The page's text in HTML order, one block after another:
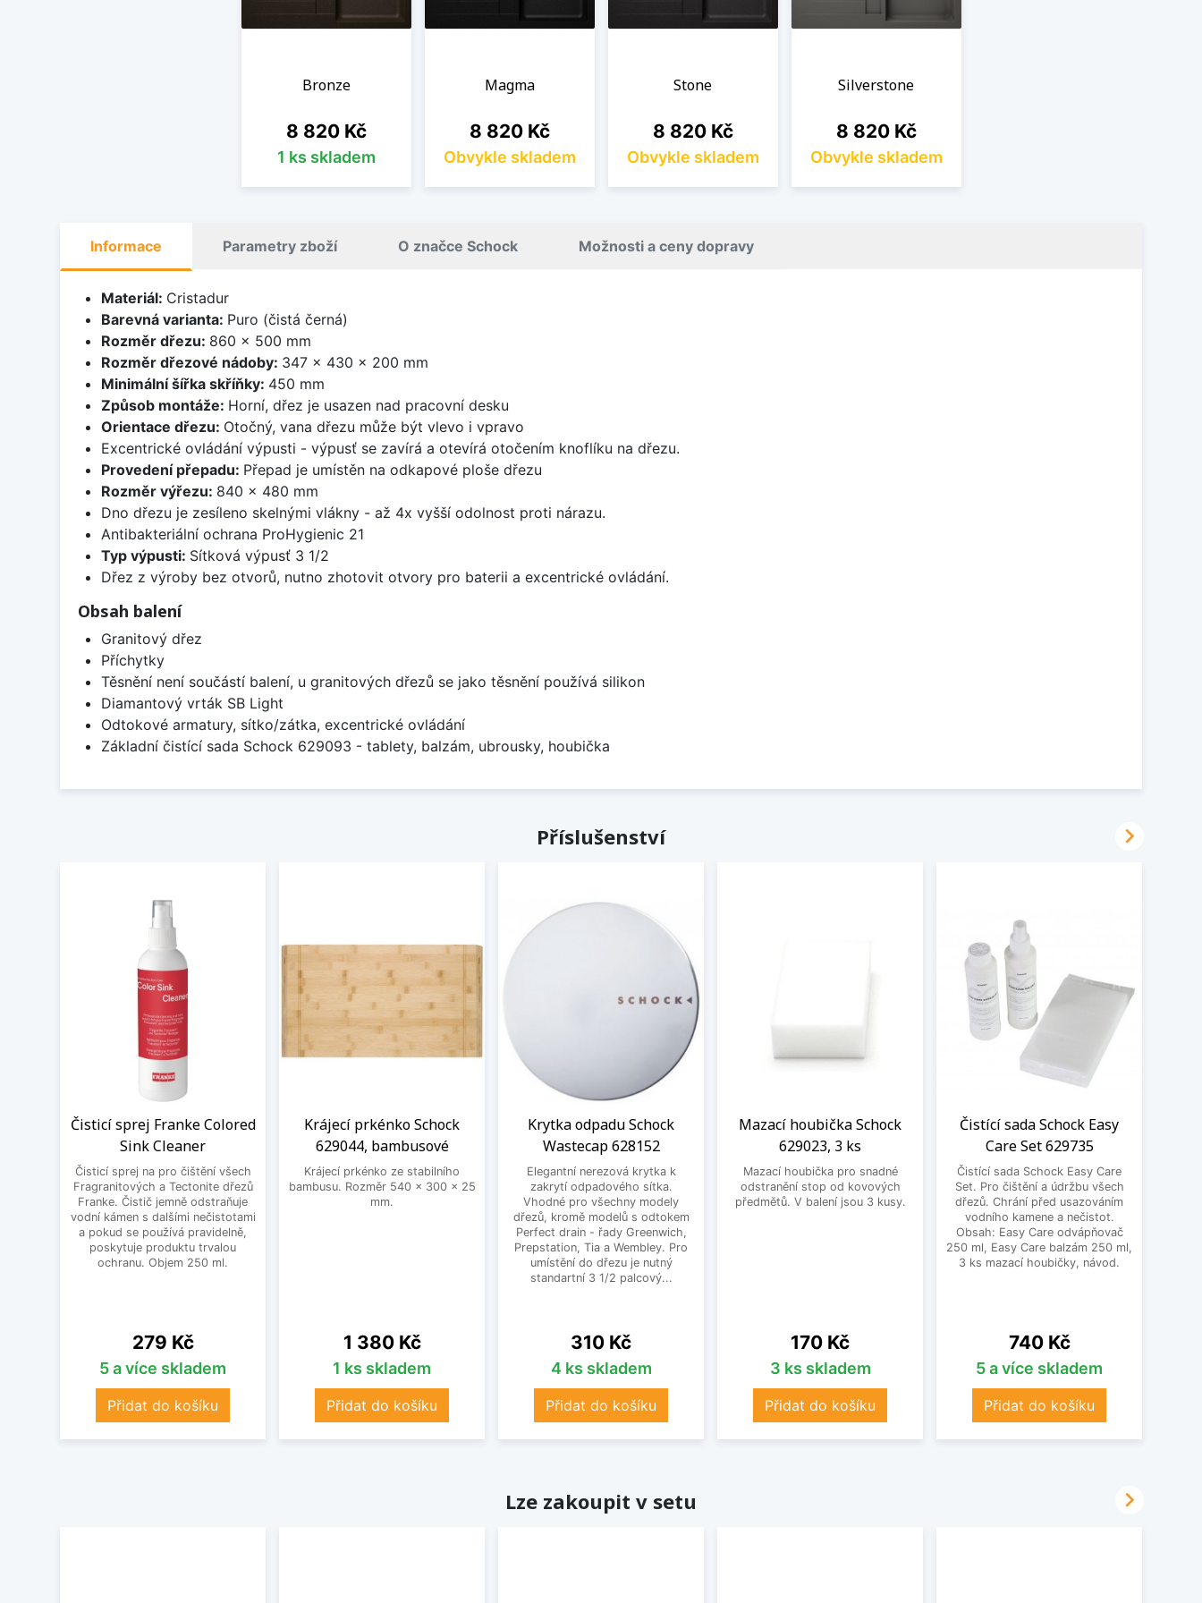
Bronze
Cena
8 820 Kč
1 ks skladem
Magma
Cena
8 820 Kč
Obvykle skladem
Stone
Cena
8 820 Kč
Obvykle skladem
Silverstone
Cena
8 820 Kč
Obvykle skladem
Informace Parametry zboží O značce Schock Možnosti a ceny dopravy
Materiál: Cristadur
Barevná varianta: Puro (čistá černá)
Rozměr dřezu: 860 x 500 mm
Rozměr dřezové nádoby: 347 x 430 x 200 mm
Minimální šířka skříňky: 450 mm
Způsob montáže: Horní, dřez je usazen nad pracovní desku
Orientace dřezu: Otočný, vana dřezu může být vlevo i vpravo
Excentrické ovládání výpusti - výpusť se zavírá a otevírá otočením knoflíku na dřezu.
Provedení přepadu: Přepad je umístěn na odkapové ploše dřezu
Rozměr výřezu: 840 x 480 mm
Dno dřezu je zesíleno skelnými vlákny - až 4x vyšší odolnost proti nárazu.
Antibakteriální ochrana ProHygienic 21
Typ výpusti: Sítková výpusť 3 1/2
Dřez z výroby bez otvorů, nutno zhotovit otvory pro baterii a excentrické ovládání.
Obsah balení
Granitový dřez
Příchytky
Těsnění není součástí balení, u granitových dřezů se jako těsnění používá silikon
Diamantový vrták SB Light
Odtokové armatury, sítko/zátka, excentrické ovládání
Základní čistící sada Schock 629093 - tablety, balzám, ubrousky, houbička
Příslušenství
Čisticí sprej Franke Colored
Sink Cleaner
Čisticí sprej na pro čištění všech
Fragranitových a Tectonite dřezů
Franke. Čistič jemně odstraňuje
vodní kámen s dalšími nečistotami
a pokud se používá pravidelně,
poskytuje produktu trvalou
ochranu. Objem 250 ml.
Cena
279 Kč
5 a více skladem
Přidat do košíku
Krájecí prkénko Schock
629044, bambusové
Krájecí prkénko ze stabilního
bambusu. Rozměr 540 x 300 x 25
mm.
Cena
1 380 Kč
1 ks skladem
Přidat do košíku
Krytka odpadu Schock
Wastecap 628152
Elegantní nerezová krytka k
zakrytí odpadového sítka.
Vhodné pro všechny modely
dřezů, kromě modelů s odtokem
Perfect drain - řady Greenwich,
Prepstation, Tia a Wembley. Pro
umístění do dřezu je nutný
standartní 3 1/2 palcový...
Cena
310 Kč
4 ks skladem
Přidat do košíku
Mazací houbička Schock
629023, 3 ks
Mazací houbička pro snadné
odstranění stop od kovových
předmětů. V balení jsou 3 kusy.
Cena
170 Kč
3 ks skladem
Přidat do košíku
Čistící sada Schock Easy
Care Set 629735
Čistící sada Schock Easy Care
Set. Pro čištění a údržbu všech
dřezů. Chrání před usazováním
vodního kamene a nečistot.
Obsah: Easy Care odvápňovač
250 ml, Easy Care balzám 250 ml,
3 ks mazací houbičky, návod.
Cena
740 Kč
5 a více skladem
Přidat do košíku

Lze zakoupit v setu 